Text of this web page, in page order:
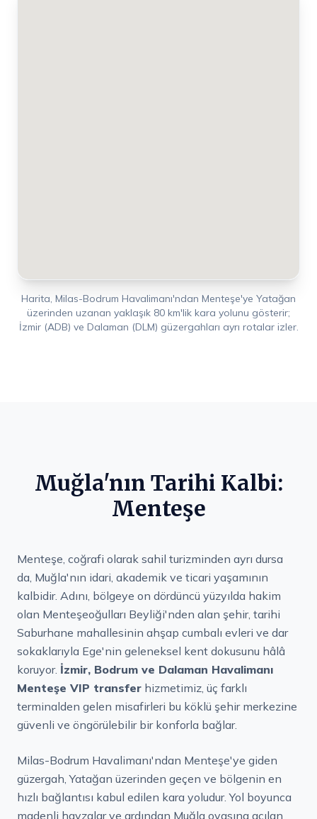
Harita, Milas-Bodrum Havalimanı'ndan Menteşe'ye Yatağan
üzerinden uzanan yaklaşık 80 km'lik kara yolunu gösterir;
İzmir (ADB) ve Dalaman (DLM) güzergahları ayrı rotalar izler.
Muğla'nın Tarihi Kalbi:
Menteşe
Menteşe, coğrafi olarak sahil turizminden ayrı dursa
da, Muğla'nın idari, akademik ve ticari yaşamının
kalbidir. Adını, bölgeye on dördüncü yüzyılda hakim
olan Menteşeoğulları Beyliği'nden alan şehir, tarihi
Saburhane mahallesinin ahşap cumbalı evleri ve dar
sokaklarıyla Ege'nin geleneksel kent dokusunu hâlâ
koruyor. İzmir, Bodrum ve Dalaman Havalimanı
Menteşe VIP transfer hizmetimiz, üç farklı
terminalden gelen misafirleri bu köklü şehir merkezine
güvenli ve öngörülebilir bir konforla bağlar.
Milas-Bodrum Havalimanı'ndan Menteşe'ye giden
güzergah, Yatağan üzerinden geçen ve bölgenin en
hızlı bağlantısı kabul edilen kara yoludur. Yol boyunca
madenli havzalar ve ardından Muğla ovasına açılan